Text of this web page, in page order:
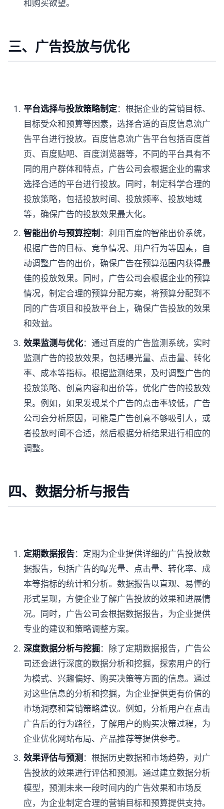
和购买欲望。
三、广告投放与优化
平台选择与投放策略制定：根据企业的营销目标、
目标受众和预算等因素，选择合适的百度信息流广
告平台进行投放。百度信息流广告平台包括百度首
页、百度贴吧、百度浏览器等，不同的平台具有不
同的用户群体和特点，广告公司会根据企业的需求
选择合适的平台进行投放。同时，制定科学合理的
投放策略，包括投放时间、投放频率、投放地域
等，确保广告的投放效果最大化。
智能出价与预算控制 ：利用百度的智能出价系统，
根据广告的目标、竞争情况、用户行为等因素，自
动调整广告的出价，确保广告在预算范围内获得最
佳的投放效果。同时，广告公司会根据企业的预算
情况，制定合理的预算分配方案，将预算分配到不
同的广告项目和投放平台上，确保广告投放的效果
和效益。
效果监测与优化：通过百度的广告监测系统，实时
监测广告的投放效果，包括曝光量、点击量、转化
率、成本等指标。根据监测结果，及时调整广告的
投放策略、创意内容和出价等，优化广告的投放效
果。例如，如果发现某个广告的点击率较低，广告
公司会分析原因，可能是广告创意不够吸引人，或
者投放时间不合适，然后根据分析结果进行相应的
调整。
四、数据分析与报告
定期数据报告：定期为企业提供详细的广告投放数
据报告，包括广告的曝光量、点击量、转化率、成
本等指标的统计和分析。数据报告以直观、易懂的
形式呈现，方便企业了解广告投放的效果和进展情
况。同时，广告公司会根据数据报告，为企业提供
专业的建议和策略调整方案。
深度数据分析与挖掘：除了定期数据报告，广告公
司还会进行深度的数据分析和挖掘，探索用户的行
为模式、兴趣偏好、购买决策等方面的信息。通过
对这些信息的分析和挖掘，为企业提供更有价值的
市场洞察和营销策略建议。例如，分析用户在点击
广告后的行为路径，了解用户的购买决策过程，为
企业优化网站布局、产品推荐等提供参考。
效果评估与预测 ：根据历史数据和市场趋势，对广
告投放的效果进行评估和预测。通过建立数据分析
模型，预测未来一段时间内的广告效果和市场反
应，为企业制定合理的营销目标和预算提供支持。